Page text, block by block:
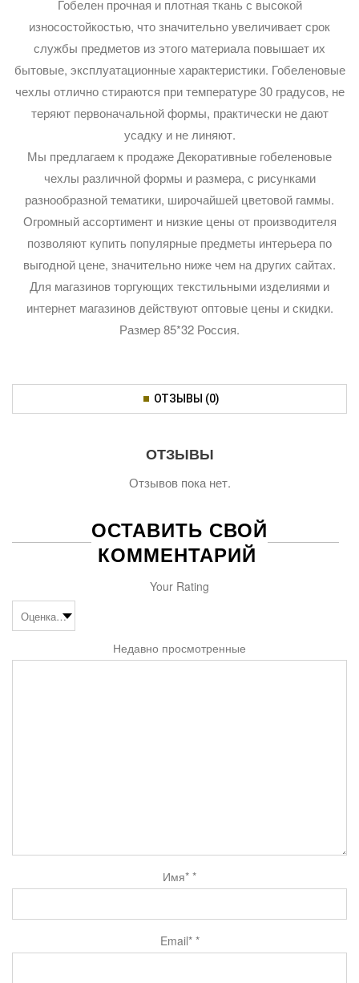
Гобелен прочная и плотная ткань с высокой
износостойкостью, что значительно увеличивает срок
службы предметов из этого материала повышает их
бытовые, эксплуатационные характеристики. Гобеленовые
чехлы отлично стираются при температуре 30 градусов, не
теряют первоначальной формы, практически не дают
усадку и не линяют.
Мы предлагаем к продаже Декоративные гобеленовые
чехлы различной формы и размера, с рисунками
разнообразной тематики, широчайшей цветовой гаммы.
Огромный ассортимент и низкие цены от производителя
позволяют купить популярные предметы интерьера по
выгодной цене, значительно ниже чем на других сайтах.
Для магазинов торгующих текстильными изделиями и
интернет магазинов действуют оптовые цены и скидки.
Размер 85*32 Россия.
ОТЗЫВЫ (0)
ОТЗЫВЫ
Отзывов пока нет.
ОСТАВИТЬ СВОЙ
КОММЕНТАРИЙ
Your Rating
Недавно просмотренные
Имя* *
Email* *